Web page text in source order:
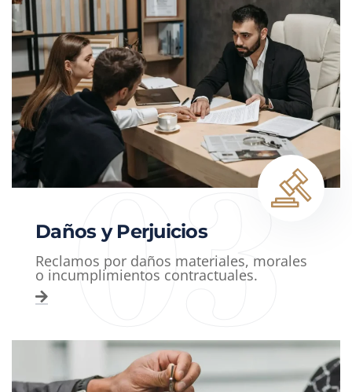
03
Daños y Perjuicios
Reclamos por daños materiales, morales
o incumplimientos contractuales.